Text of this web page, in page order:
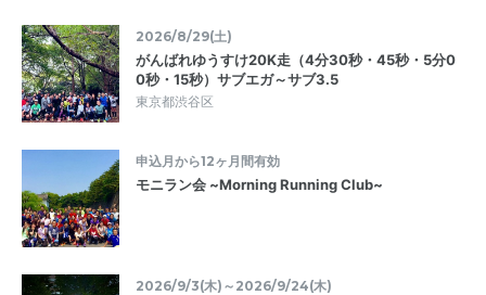
2026/8/29(土)
がんばれゆうすけ20K走（4分30秒・45秒・5分0
0秒・15秒）サブエガ～サブ3.5
東京都渋谷区
申込月から12ヶ月間有効
モニラン会 ~Morning Running Club~
2026/9/3(木)～2026/9/24(木)